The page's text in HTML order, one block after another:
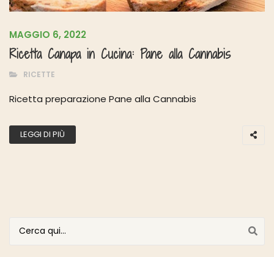
MAGGIO 6, 2022
Ricetta Canapa in Cucina: Pane alla Cannabis
RICETTE
Ricetta preparazione Pane alla Cannabis
LEGGI DI PIÙ